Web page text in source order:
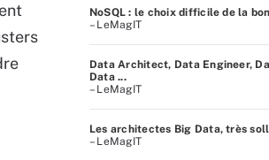
NoSQL : le choix difficile de la
– LeMagIT
Data Architect, Data Engineer,
Data ...
– LeMagIT
Les architectes Big Data, très
– LeMagIT